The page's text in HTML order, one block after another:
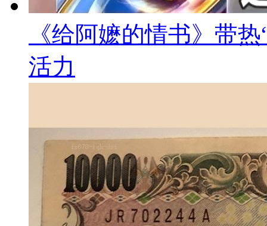
《给阿嬷的情书》带
活力